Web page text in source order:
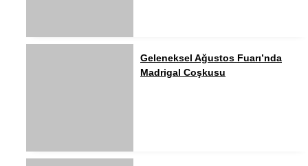
Geleneksel Ağustos Fuarı’nda
Madrigal Coşkusu